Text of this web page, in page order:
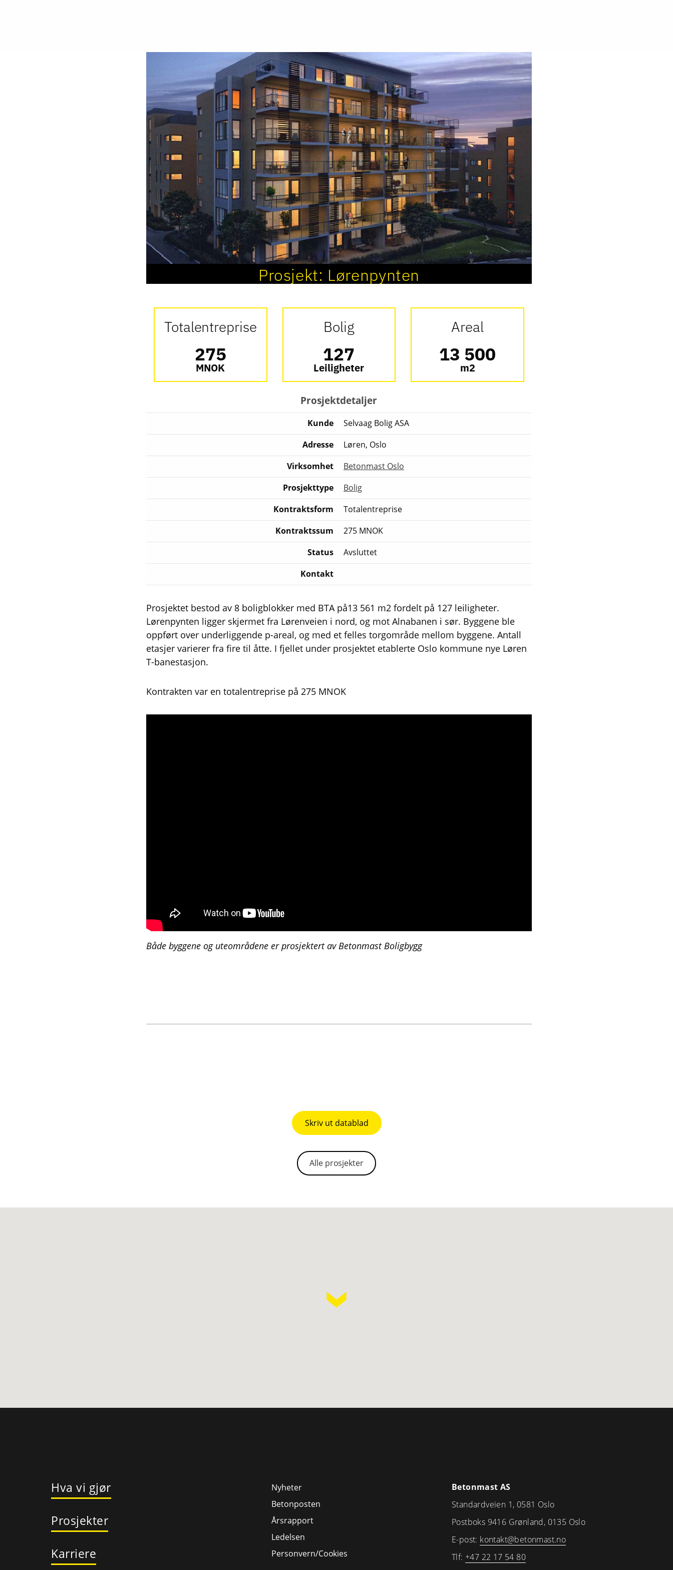
Prosjekt: Lørenpynten
Totalentreprise
275
MNOK
Bolig
127
Leiligheter
Areal
13 500
m2
Prosjektdetaljer
Kunde
Selvaag Bolig ASA
Adresse
Løren, Oslo
Virksomhet
Betonmast Oslo
Prosjekttype
Bolig
Kontraktsform
Totalentreprise
Kontraktssum
275 MNOK
Status
Avsluttet
Kontakt
Prosjektet bestod av 8 boligblokker med BTA på13 561 m2 fordelt på 127 leiligheter.
Lørenpynten ligger skjermet fra Lørenveien i nord, og mot Alnabanen i sør. Byggene ble
oppført over underliggende p-areal, og med et felles torgområde mellom byggene. Antall
etasjer varierer fra fire til åtte. I fjellet under prosjektet etablerte Oslo kommune nye Løren
T-banestasjon.
Kontrakten var en totalentreprise på 275 MNOK
Både byggene og uteområdene er prosjektert av Betonmast Boligbygg
Skriv ut datablad
Alle prosjekter
Hva vi gjør
Prosjekter
Karriere
Nyheter
Betonposten
Årsrapport
Ledelsen
Personvern/Cookies
Betonmast AS
Standardveien 1, 0581 Oslo
Postboks 9416 Grønland, 0135 Oslo
E-post: kontakt@betonmast.no
Tlf: +47 22 17 54 80